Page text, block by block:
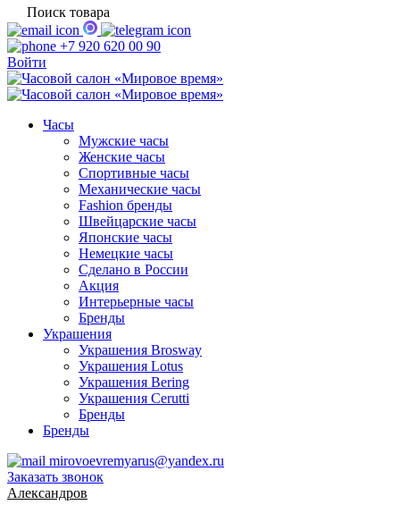
Поиск товара
+7 920 620 00 90
Войти
Часы
Мужские часы
Женские часы
Спортивные часы
Механические часы
Fashion бренды
Швейцарские часы
Японские часы
Немецкие часы
Сделано в России
Акция
Интерьерные часы
Бренды
Украшения
Украшения Brosway
Украшения Lotus
Украшения Bering
Украшения Cerutti
Бренды
Бренды
mirovoevremyarus@yandex.ru
Заказать звонок
Александров